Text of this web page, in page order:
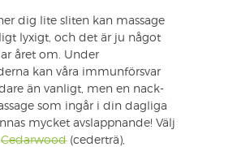
dig lite sliten kan massage
lyxigt, och det är ju något
året om. Under
kan våra immunförsvar
än vanligt, men en nack-
som ingår i din dagliga
mycket avslappnande! Välj
Cedarwood (cederträ),